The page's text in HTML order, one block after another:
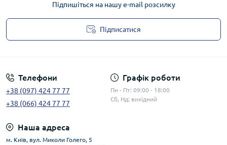
Підпишіться на нашу e-mail розсилку
Підписатися
Телефони
+38 (097) 424 77 77
+38 (066) 424 77 77
Графік роботи
Пн - Пт: 09:00 - 18:00
Сб, Нд: вихідний
Наша адреса
м. Київ, вул. Миколи Голего, 5